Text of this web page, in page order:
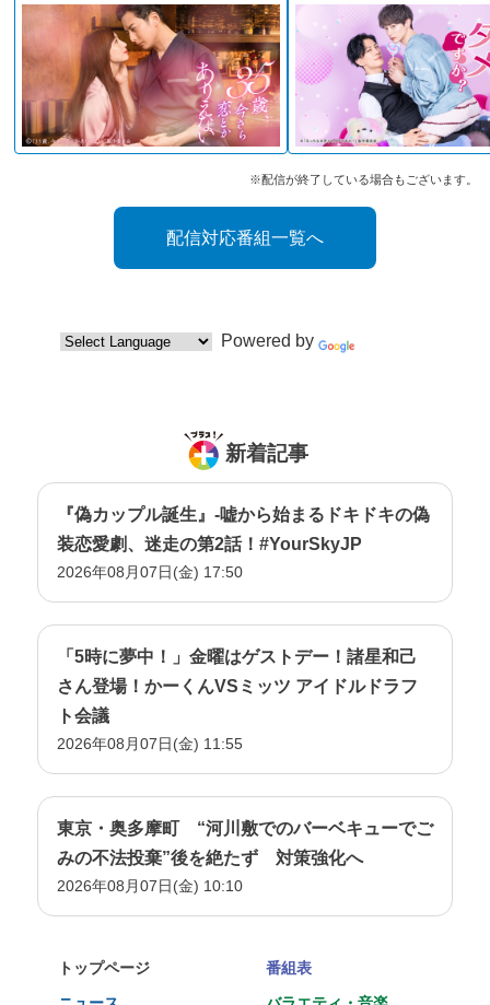
※配信が終了している場合もございます。
配信対応番組一覧へ
Powered by
新着記事
『偽カップル誕生』-嘘から始まるドキドキの偽
装恋愛劇、迷走の第2話！#YourSkyJP
2026年08月07日(金) 17:50
「5時に夢中！」金曜はゲストデー！諸星和己
さん登場！かーくんVSミッツ アイドルドラフ
ト会議
2026年08月07日(金) 11:55
東京・奥多摩町 “河川敷でのバーベキューでご
みの不法投棄”後を絶たず 対策強化へ
2026年08月07日(金) 10:10
トップページ
番組表